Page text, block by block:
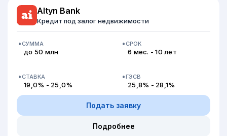
Altyn Bank
Кредит под залог недвижимости
СУММА
до 50 млн
СРОК
6 мес. - 10 лет
СТАВКА
19,0% - 25,0%
ГЭСВ
25,8% - 28,1%
Подать заявку
Подробнее